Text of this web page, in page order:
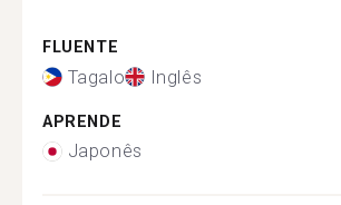
FLUENTE
Tagalo Inglês
APRENDE
Japonês